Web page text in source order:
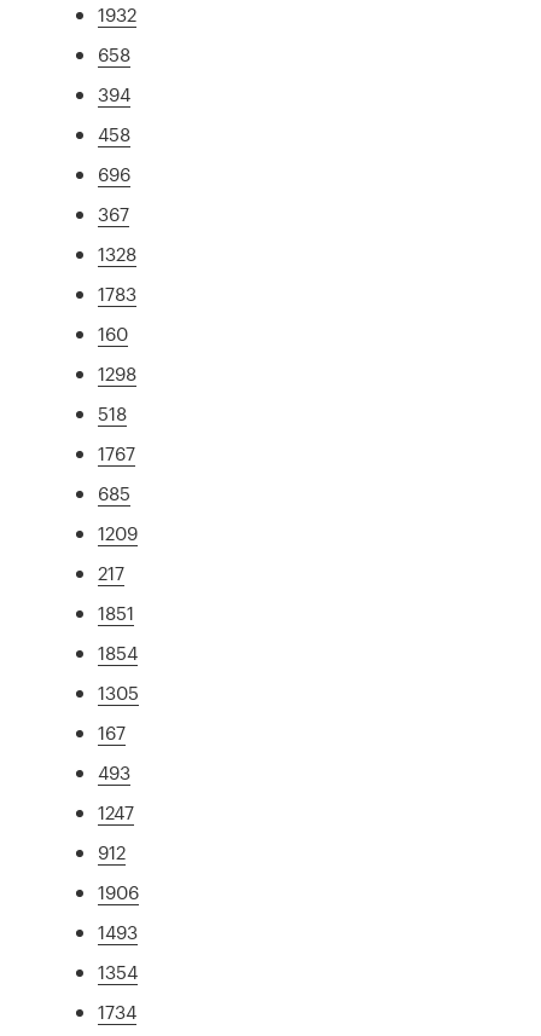
1932
658
394
458
696
367
1328
1783
160
1298
518
1767
685
1209
217
1851
1854
1305
167
493
1247
912
1906
1493
1354
1734